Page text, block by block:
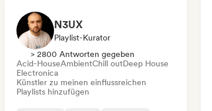
N3UX
Playlist-Kurator
> 2800 Antworten gegeben
Acid-HouseAmbientChill outDeep House
Electronica
Künstler zu meinen einflussreichen
Playlists hinzufügen